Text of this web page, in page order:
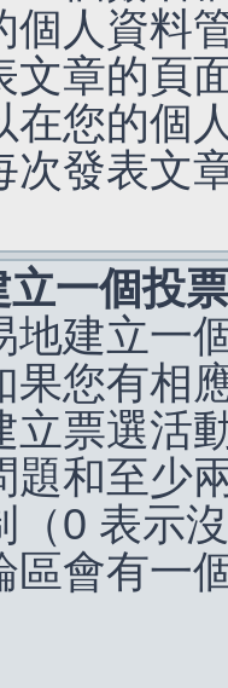
個人資料
文章的頁
在您的個
次發表文
一個投
地建立一
果您有相
立票選活
題和至少
（0 表示
區會有一